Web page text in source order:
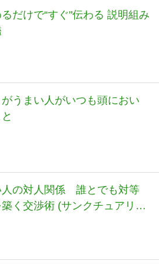
だけで“すぐ"伝わる 説明組み
がうまい人がいつも頭におい
人の対人関係 誰とでも対等
く交渉術 (サンクチュアリ出